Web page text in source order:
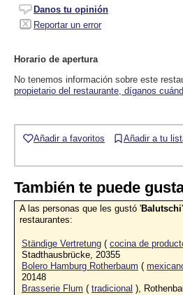
Danos tu opinión
Reportar un error
Horario de apertura
No tenemos información sobre este
propietario del restaurante, díganos
Añadir a favoritos Añadir a tu
También te puede
A las personas que les gustó 'Balutschi
restaurantes:
Ständige Vertretung ( cocina de
Stadthausbrücke, 20355
Bolero Hamburg Rotherbaum (
20148
Brasserie Flum ( tradicional ),